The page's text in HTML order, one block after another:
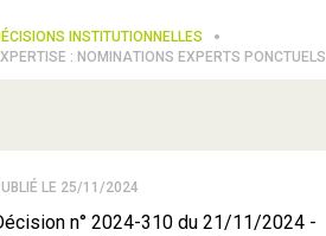
INSTITUTIONNELLES
: NOMINATIONS EXPERTS PONCTUELS
LE 25/11/2024
n° 2024-310 du 21/11/2024 -